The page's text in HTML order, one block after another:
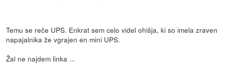
Temu se reče UPS. Enkrat sem celo videl ohišja, ki so imela zraven
napajalnika že vgrajen en mini UPS.
Žal ne najdem linka ...